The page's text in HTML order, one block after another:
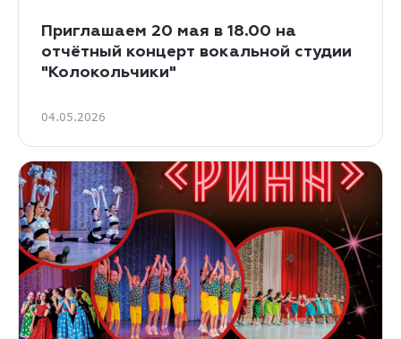
Приглашаем 20 мая в 18.00 на
отчётный концерт вокальной студии
"Колокольчики"
04.05.2026